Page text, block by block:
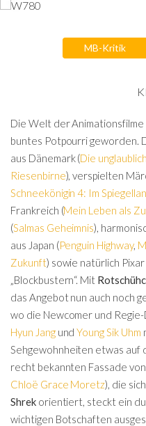
MB-Kritik
Die Welt der
buntes Potpourri geworden.
aus Dänemark (Die
Riesenbirne), verspielten
Schneekönigin 4: Im
Frankreich (Mein Leben als
(Salmas Geheimnis),
aus Japan (Penguin Highway,
Zukunft) sowie natürlich
„Blockbustern“. Mit
das Angebot nun auch noch
wo die Newcomer und
Hyun JangundYoung Sik Uhm
Sehgewohnheiten etwas auf
recht bekannten Fassade
Chloë Grace Moretz), die
Shrek orientiert, steckt ein
wichtigen Botschaften